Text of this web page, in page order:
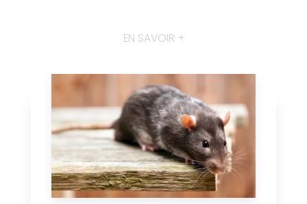
EN SAVOIR +